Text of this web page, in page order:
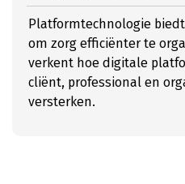
Platformtechnologie
om zorg efficiënter te
verkent hoe digitale
cliënt, professional en
versterken.